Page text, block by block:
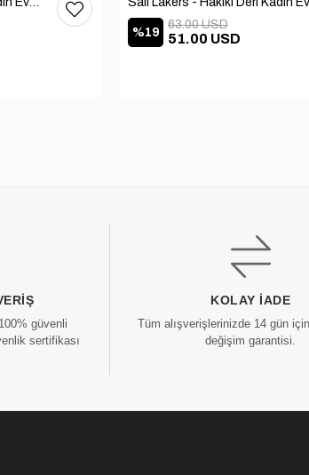
%19 51.00 USD
63.00 USD
güvenli
sertifikası
KOLAY İADE
Tüm alışverişlerinizde 14 gün
değişim garantisi.